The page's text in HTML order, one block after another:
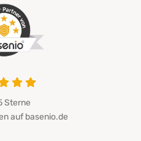
4.9 von 5
Sterne
auf basenio.de